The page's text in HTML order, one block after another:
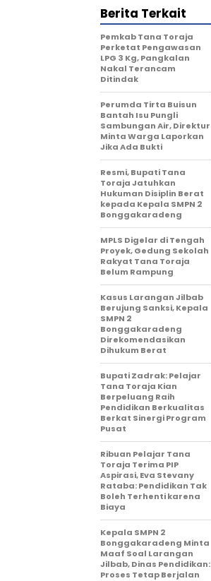
Berita Terkait
Pemkab Tana Toraja
Perketat Pengawasan
LPG 3 Kg, Pangkalan
Nakal Terancam
Ditindak
Perumda Tirta Buisun
Bantah Isu Pungli
Sambungan Air, Direktur
Minta Warga Laporkan
Jika Ada Bukti
Resmi, Bupati Tana
Toraja Jatuhkan
Hukuman Disiplin Berat
kepada Kepala SMPN 2
Bonggakaradeng
MPLS Digelar di Tengah
Proyek, Gedung Sekolah
Rakyat Tana Toraja
Belum Rampung
Kasus Larangan Jilbab
Berujung Sanksi, Kepala
SMPN 2
Bonggakaradeng
Direkomendasikan
Dihukum Berat
Bupati Zadrak: Pelajar
Tana Toraja Kian
Berpeluang Raih
Pendidikan Berkualitas
Berkat Sinergi Program
Pusat
Ribuan Pelajar Tana
Toraja Terima PIP
Aspirasi, Eva Stevany
Rataba: Pendidikan Tak
Boleh Terhenti karena
Biaya
Kepala SMPN 2
Bonggakaradeng Minta
Maaf Soal Larangan
Jilbab, Dinas Pendidikan:
Proses Tetap Berjalan